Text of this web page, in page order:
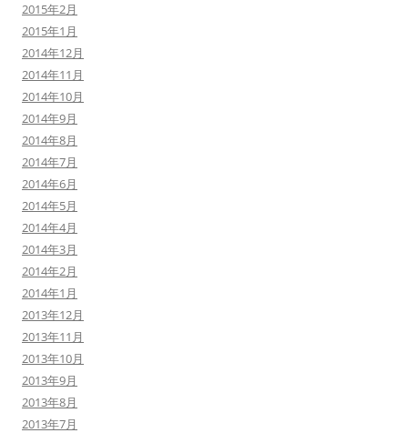
2015年2月
2015年1月
2014年12月
2014年11月
2014年10月
2014年9月
2014年8月
2014年7月
2014年6月
2014年5月
2014年4月
2014年3月
2014年2月
2014年1月
2013年12月
2013年11月
2013年10月
2013年9月
2013年8月
2013年7月